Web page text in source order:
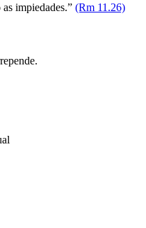
impiedades.” (Rm 11.26)